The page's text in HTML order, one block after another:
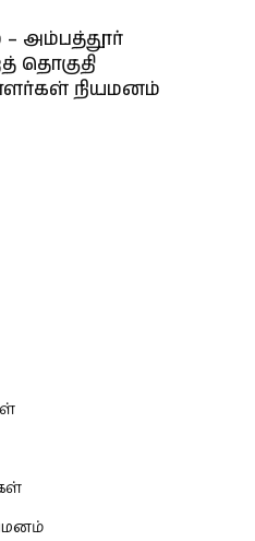
அம்பத்தூர்
தொகுதி
நியமனம்